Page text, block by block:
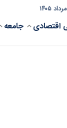
اقتصادی جامعه